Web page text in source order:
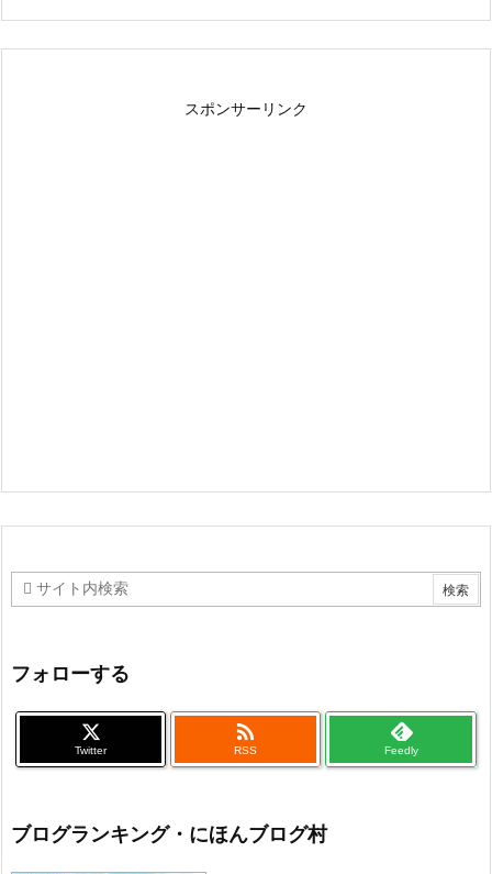
スポンサーリンク
フォローする
Twitter

RSS Feedly
ブログランキング・にほんブログ村